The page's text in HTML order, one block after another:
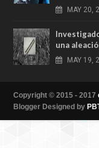
MAY 20,
una
MAY 19,
Copyright © 2015 - 2017
Blogger Designed by